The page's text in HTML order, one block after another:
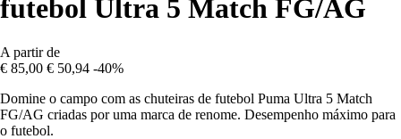
futebol Ultra 5 Match FG/AG
A partir de
€ 85,00 € 50,94 -40%
Domine o campo com as chuteiras de futebol Puma Ultra 5 Match
FG/AG criadas por uma marca de renome. Desempenho máximo para
o futebol.